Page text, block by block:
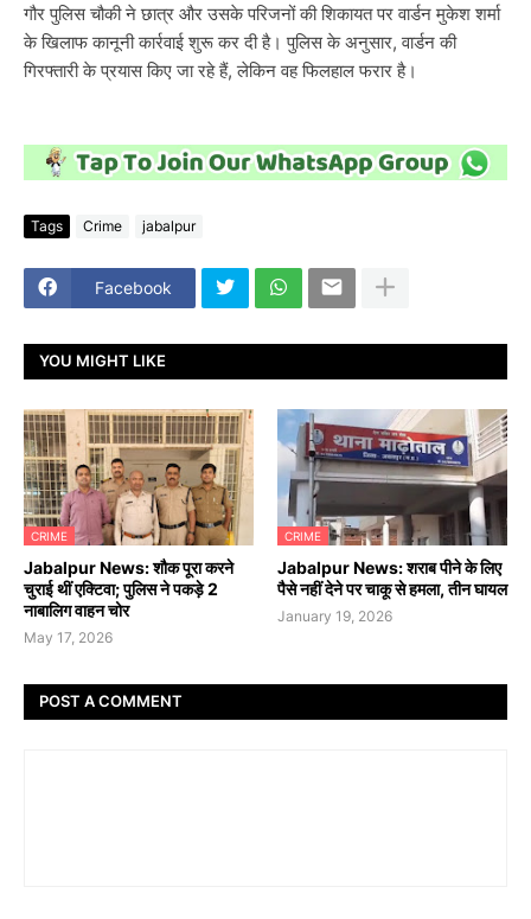
गौर पुलिस चौकी ने छात्र और उसके परिजनों की शिकायत पर वार्डन मुकेश शर्मा
के खिलाफ कानूनी कार्रवाई शुरू कर दी है। पुलिस के अनुसार, वार्डन की
गिरफ्तारी के प्रयास किए जा रहे हैं, लेकिन वह फिलहाल फरार है।
Tags Crime jabalpur
Facebook
YOU MIGHT LIKE
CRIME
Jabalpur News: शौक पूरा करने
चुराई थीं एक्टिवा; पुलिस ने पकड़े 2
नाबालिग वाहन चोर
May 17, 2026
CRIME
Jabalpur News: शराब पीने के लिए
पैसे नहीं देने पर चाकू से हमला, तीन घायल
January 19, 2026
POST A COMMENT